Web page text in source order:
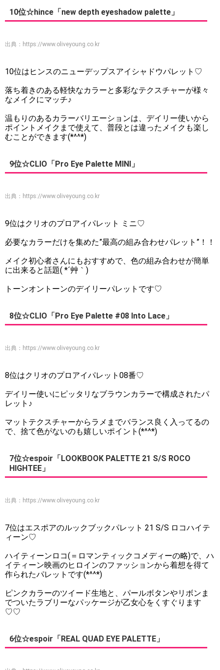
10位☆hince「new depth eyeshadow palette」
出典： https://www.oliveyoung.co.kr
10位はヒンスのニューデップスアイシャドウパレット♡
落ち着きのある軽快なカラーと多彩なテクスチャーが様々
なメイクにマッチ♪
温もりのあるカラーバリエーションは、デイリー使いから
ポイントメイクまで使えて、普段とは違ったメイクも楽し
むことができます(*^^*)
9位☆CLIO「Pro Eye Palette MINI」
出典： https://www.oliveyoung.co.kr
9位はクリオのプロアイパレット ミニ♡
必要なカラーだけを集めた”最高の組み合わせパレット”！！
メイク初心者さんにもおすすめで、色の組み合わせが簡単
に出来ると話題( *´艸｀)
トーンオントーンのデイリーパレットです♡
8位☆CLIO「Pro Eye Palette #08 Into Lace」
出典： https://www.oliveyoung.co.kr
8位はクリオのプロアイパレット08番♡
デイリー使いにピッタリなブラウンカラーで構成されたパ
レット♪
マットテクスチャーからラメまでバランス良く入ってるの
で、捨て色がないのも嬉しいポイント(*^^*)
7位☆espoir「LOOKBOOK PALETTE 21 S/S ROCO
HIGHTEE」
出典： https://www.oliveyoung.co.kr
7位はエスポアのルックブックパレット 21 S/S ロコハイテ
ィーン♡
ハイティーンロコ(＝ロマンティックコメディーの略)で、ハ
イティーン映画のヒロインのファッションから着想を得て
作られたパレットです(*^^*)
ピンクカラーのツイード生地と、パールボタンやリボンま
でついたラブリーなパッケージが乙女心をくすぐります
♡♡
6位☆espoir「REAL QUAD EYE PALETTE」